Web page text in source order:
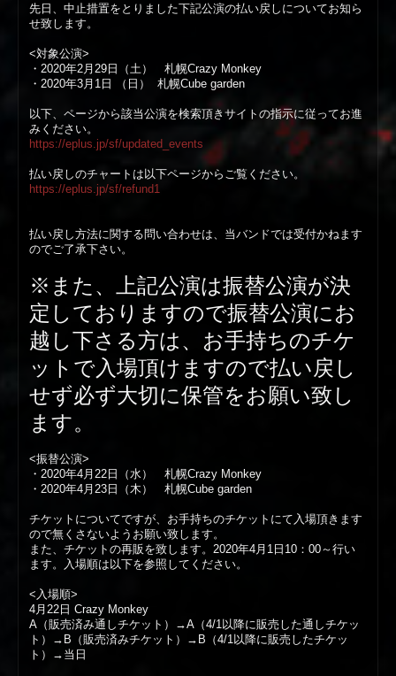
MEDIA
WEB
先日、中止措置をとりました下記公演の払い戻しについてお知ら
せ致します。
<対象公演>
・2020年2月29日（土） 札幌Crazy Monkey
・2020年3月1日 （日） 札幌Cube garden
以下、ページから該当公演を検索頂きサイトの指示に従ってお進
みください。
https://eplus.jp/sf/updated_events
払い戻しのチャートは以下ページからご覧ください。
https://eplus.jp/sf/refund1
払い戻し方法に関する問い合わせは、当バンドでは受付かねます
のでご了承下さい。
※また、上記公演は振替公演が決
定しておりますので振替公演にお
越し下さる方は、お手持ちのチケ
ットで入場頂けますので払い戻し
せず必ず大切に保管をお願い致し
ます。
<振替公演>
・2020年4月22日（水） 札幌Crazy Monkey
・2020年4月23日（木） 札幌Cube garden
チケットについてですが、お手持ちのチケットにて入場頂きます
ので無くさないようお願い致します。
また、チケットの再販を致します。2020年4月1日10：00～行い
ます。入場順は以下を参照してください。
<入場順>
4月22日 Crazy Monkey
A（販売済み通しチケット）→A（4/1以降に販売した通しチケッ
ト）→B（販売済みチケット）→B（4/1以降に販売したチケッ
ト）→当日